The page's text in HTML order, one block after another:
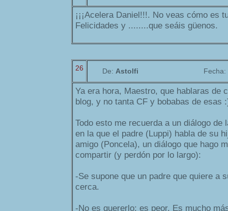
¡¡¡Acelera Daniel!!!. No veas cómo es
Felicidades y ........que seáis güenos.
26 De: Astolfi Fecha:
Ya era hora, Maestro, que hablaras de
blog, y no tanta CF y bobabas de esas
Todo esto me recuerda a un diálogo de
en la que el padre (Luppi) habla de su
amigo (Poncela), un diálogo que hago
compartir (y perdón por lo largo):
-Se supone que un padre que quiere a
cerca.
-No es quererlo; es peor. Es mucho